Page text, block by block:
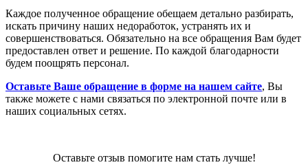
Каждое полученное обращение обещаем детально разбирать,
искать причину наших недоработок, устранять их и
совершенствоваться. Обязательно на все обращения Вам будет
предоставлен ответ и решение. По каждой благодарности
будем поощрять персонал.
Оставьте Ваше обращение в форме на нашем сайте, Вы
также можете с нами связаться по электронной почте или в
наших социальных сетях.
Оставьте отзыв помогите нам стать лучше!